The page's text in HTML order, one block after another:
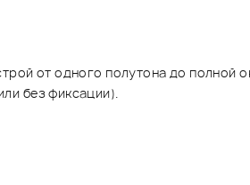
от одного полутона до полной
без фиксации).